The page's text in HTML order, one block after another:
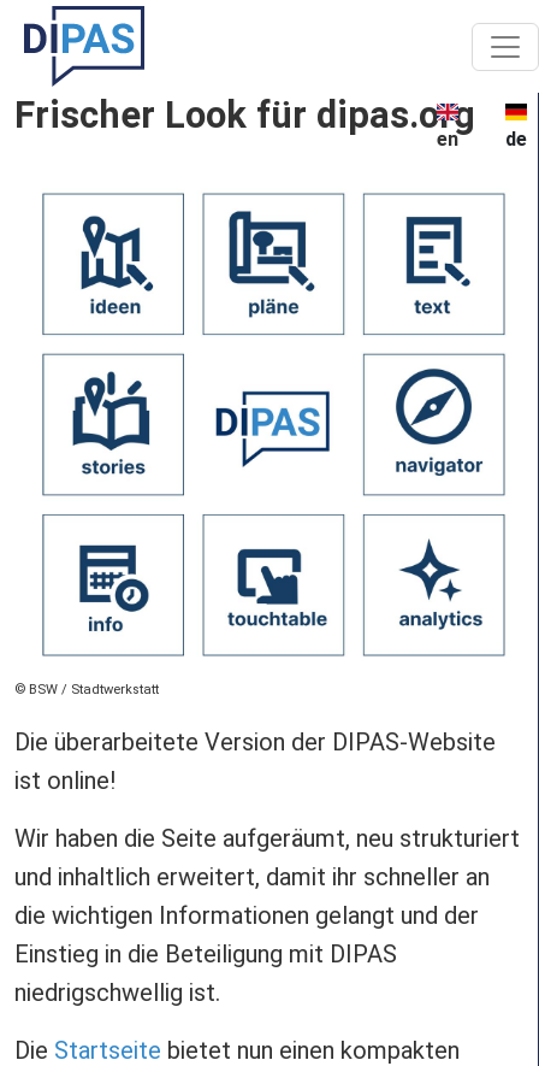
Skip to main content
en de
Frischer Look für dipas.org
Copyright
BSW / Stadtwerkstatt
Die überarbeitete Version der DIPAS-Website
ist online!
Wir haben die Seite aufgeräumt, neu strukturiert
und inhaltlich erweitert, damit ihr schneller an
die wichtigen Informationen gelangt und der
Einstieg in die Beteiligung mit DIPAS
niedrigschwellig ist.
Die Startseite bietet nun einen kompakten